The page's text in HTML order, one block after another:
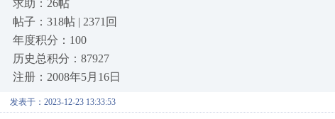
求助：26帖
帖子：318帖 | 2371回
年度积分：100
历史总积分：87927
注册：2008年5月16日
发表于：2023-12-23 13:33:53